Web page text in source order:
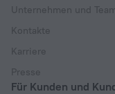
Unternehmen und
Kontakte
Karriere
Presse
Für Kunden und